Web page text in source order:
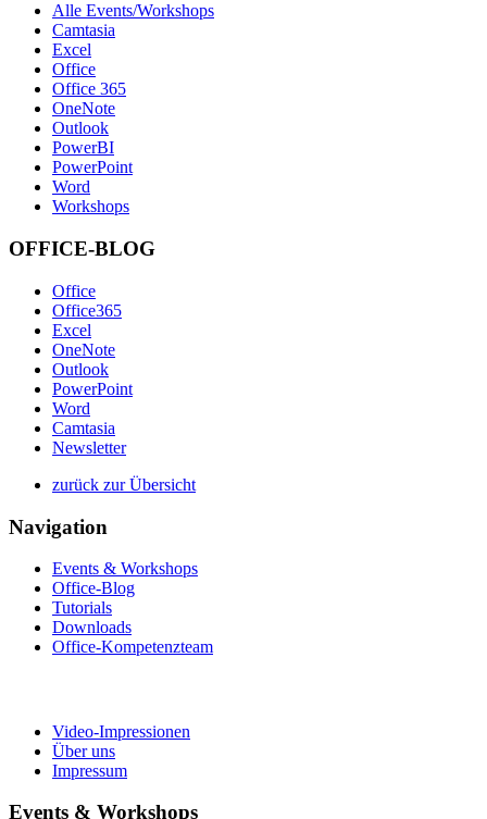
Alle Events/Workshops
Camtasia
Excel
Office
Office 365
OneNote
Outlook
PowerBI
PowerPoint
Word
Workshops
OFFICE-BLOG
Office
Office365
Excel
OneNote
Outlook
PowerPoint
Word
Camtasia
Newsletter
zurück zur Übersicht
Navigation
Events & Workshops
Office-Blog
Tutorials
Downloads
Office-Kompetenzteam
Video-Impressionen
Über uns
Impressum
Events & Workshops